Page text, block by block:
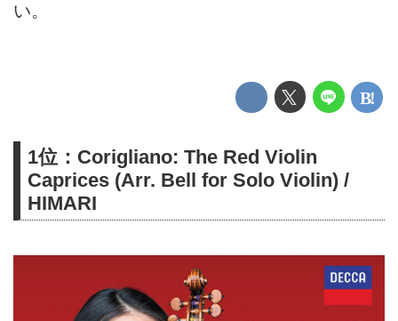
い。
1位：Corigliano: The Red Violin
Caprices (Arr. Bell for Solo Violin) /
HIMARI